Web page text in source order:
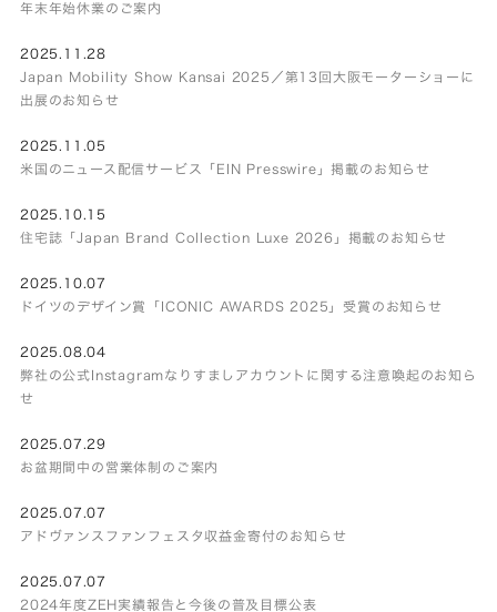
年末年始休業のご案内
2025.11.28
Japan Mobility Show Kansai 2025／第13回大阪モーターショーに
出展のお知らせ
2025.11.05
米国のニュース配信サービス「EIN Presswire」掲載のお知らせ
2025.10.15
住宅誌「Japan Brand Collection Luxe 2026」掲載のお知らせ
2025.10.07
ドイツのデザイン賞「ICONIC AWARDS 2025」受賞のお知らせ
2025.08.04
弊社の公式Instagramなりすましアカウントに関する注意喚起のお知ら
せ
2025.07.29
お盆期間中の営業体制のご案内
2025.07.07
アドヴァンスファンフェスタ収益金寄付のお知らせ
2025.07.07
2024年度ZEH実績報告と今後の普及目標公表